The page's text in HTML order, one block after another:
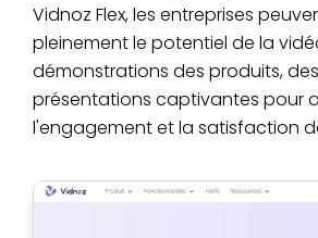
Vidnoz Flex, les entreprises
pleinement le potentiel de la
démonstrations des produits,
présentations captivantes pour
l'engagement et la satisfaction